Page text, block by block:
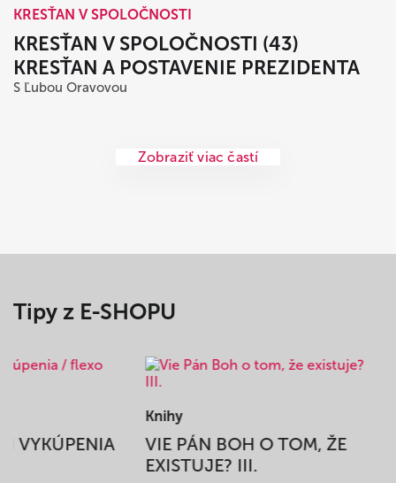
KRESŤAN V SPOLOČNOSTI
KRESŤAN V SPOLOČNOSTI (43)
KRESŤAN A POSTAVENIE PREZIDENTA
S Ľubou Oravovou
Zobraziť viac častí
Tipy z E-SHOPU
VYKÚPENIA
Knihy
VIE PÁN BOH O TOM, ŽE
EXISTUJE? III.